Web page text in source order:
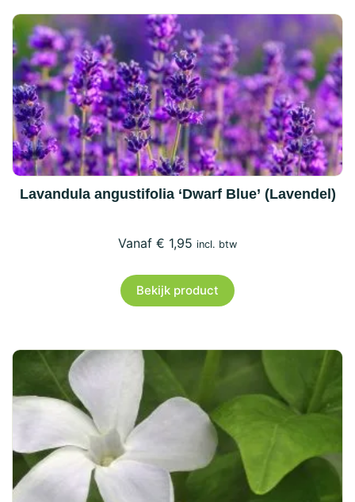
Lavandula angustifolia ‘Dwarf Blue’ (Lavendel)
€ 1,95 incl. btw
Bekijk product